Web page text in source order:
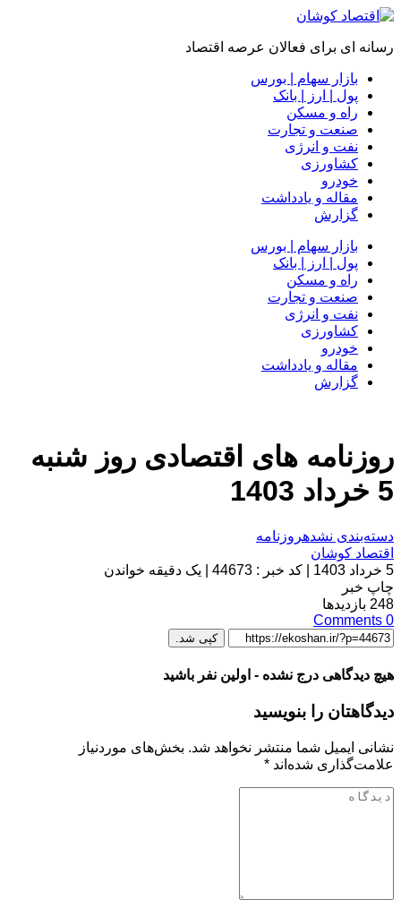
رسانه ای برای فعالان عرصه اقتصاد
بازار سهام | بورس
پول | ارز | بانک
راه و مسکن
صنعت و تجارت
نفت و انرژی
کشاورزی
خودرو
مقاله و یادداشت
گزارش
بازار سهام | بورس
پول | ارز | بانک
راه و مسکن
صنعت و تجارت
نفت و انرژی
کشاورزی
خودرو
مقاله و یادداشت
گزارش
روزنامه های اقتصادی روز شنبه
5 خرداد 1403
دسته‌بندی نشدهروزنامه
اقتصاد کوشان
5 خرداد 1403
کد خبر : 44673
یک دقیقه خواندن
چاپ خبر
248 بازدیدها
0
Comments
کپی شد.
هیچ دیدگاهی درج نشده - اولین نفر باشید
دیدگاهتان را بنویسید
نشانی ایمیل شما منتشر نخواهد شد. بخش‌های موردنیاز
علامت‌گذاری شده‌اند *